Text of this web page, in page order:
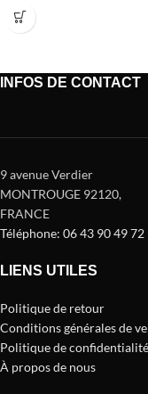
INFOS DE CONTACT
9 avenue Verdier
MONTROUGE 92120,
FRANCE
Téléphone: 06 43 90 49 72
LIENS UTILES
Politique de retour
Conditions générales de
Politique de confidentialité
À propos de nous